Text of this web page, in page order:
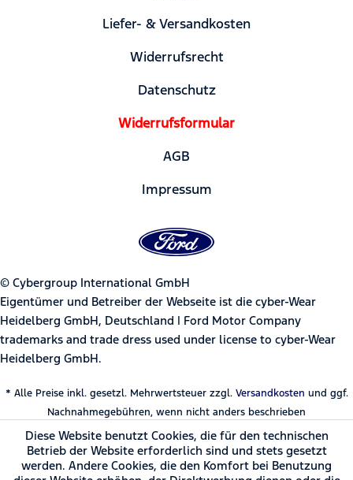
Liefer- & Versandkosten
Widerrufsrecht
Datenschutz
Widerrufsformular
AGB
Impressum
© Cybergroup International GmbH
Eigentümer und Betreiber der Webseite ist die cyber-Wear
Heidelberg GmbH, Deutschland | Ford Motor Company
trademarks and trade dress used under license to cyber-Wear
Heidelberg GmbH.
* Alle Preise inkl. gesetzl. Mehrwertsteuer zzgl. Versandkosten und ggf.
Nachnahmegebühren, wenn nicht anders beschrieben
Diese Website benutzt Cookies, die für den technischen
Betrieb der Website erforderlich sind und stets gesetzt
werden. Andere Cookies, die den Komfort bei Benutzung